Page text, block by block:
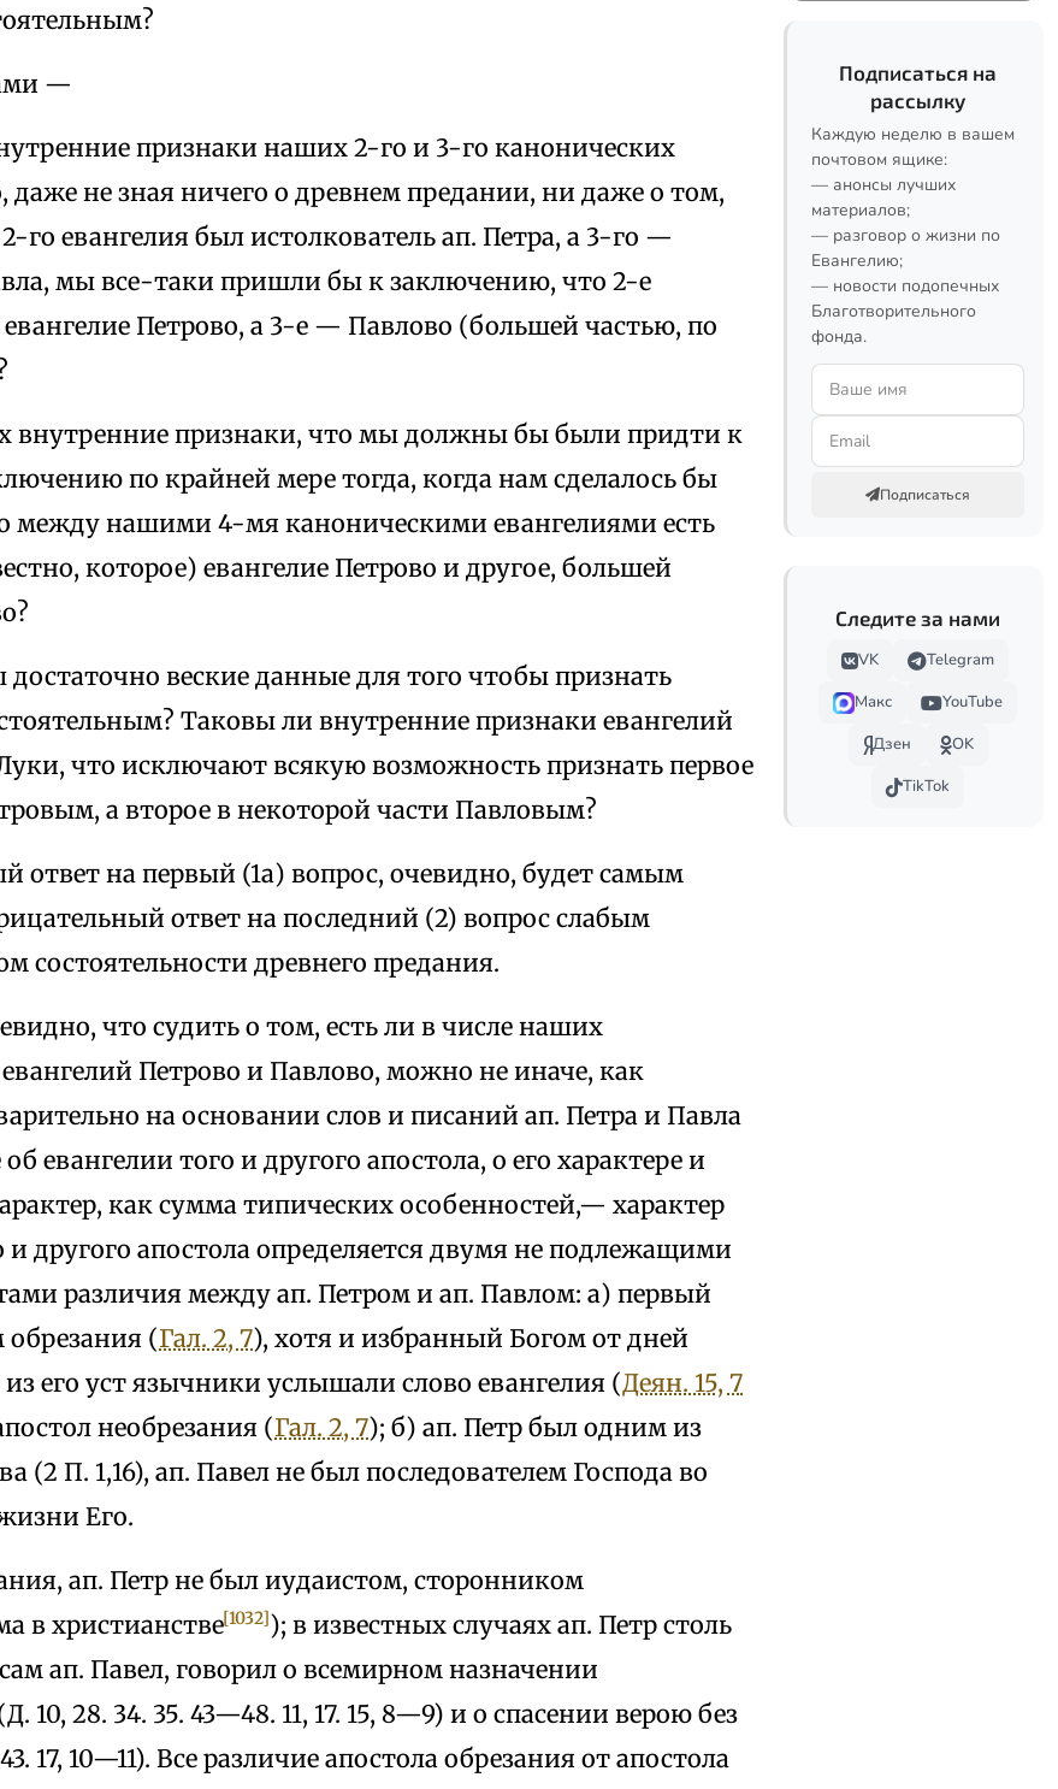
—
признаки наших 2-го и 3-го канонических
даже не зная ничего о древнем предании, ни даже о том,
го евангелия был истолкователь ап. Петра, а 3-го —
мы все-таки пришли бы к заключению, что 2-е
евангелие Петрово, а 3-е — Павлово (большей частью, по
внутренние признаки, что мы должны бы были придти к
по крайней мере тогда, когда нам сделалось бы
между нашими 4-мя каноническими евангелиями есть
которое) евангелие Петрово и другое, большей
веские данные для того чтобы признать
Таковы ли внутренние признаки евангелий
что исключают всякую возможность признать первое
а второе в некоторой части Павловым?
ответ на первый (1а) вопрос, очевидно, будет самым
ответ на последний (2) вопрос слабым
состоятельности древнего предания.
что судить о том, есть ли в числе наших
Петрово и Павлово, можно не иначе, как
на основании слов и писаний ап. Петра и Павла
евангелии того и другого апостола, о его характере и
как сумма типических особенностей,— характер
и другого апостола определяется двумя не подлежащими
различия между ап. Петром и ап. Павлом: а) первый
(Гал. 2, 7), хотя и избранный Богом от дней
его уст язычники услышали слово евангелия (Деян. 15, 7
необрезания (Гал. 2, 7); б) ап. Петр был одним из
(2 П. 1,16), ап. Павел не был последователем Господа во
Его.
ап. Петр не был иудаистом, сторонником
в христианстве[1032]); в известных случаях ап. Петр столь
ап. Павел, говорил о всемирном назначении
10, 28. 34. 35. 43—48. 11, 17. 15, 8—9) и о спасении верою без
17, 10—11). Все различие апостола обрезания от апостола
Подписаться на
рассылку
Каждую неделю в вашем
почтовом ящике:
— анонсы лучших
материалов;
— разговор о жизни по
Евангелию;
— новости подопечных
Благотворительного
фонда.
Подписаться
Следите за нами
VK
Telegram
Макс
YouTube
Дзен
OK
TikTok